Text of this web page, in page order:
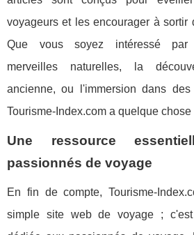
voyageurs et les encourager à sortir
Que vous soyez intéressé par
merveilles naturelles, la
ancienne, ou l'immersion dans des
Tourisme-Index.com a quelque chose
Une ressource
passionnés de voyage
En fin de compte, Tourisme-
simple site web de voyage ; c'est